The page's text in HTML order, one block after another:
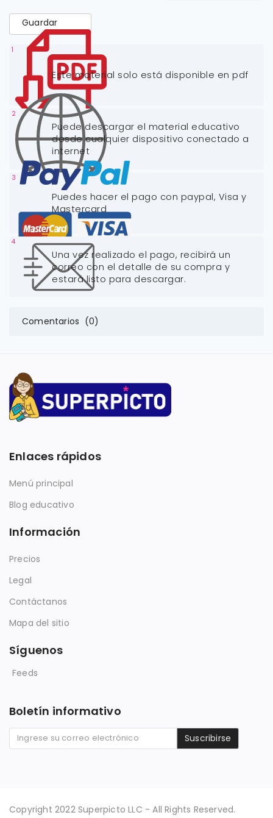
Guardar
1
Este material solo está disponible en pdf
2
Puede descargar el material educativo
desde cualquier dispositivo conectado a
internet
3
Puedes hacer el pago con paypal, Visa y
Mastercard
4
Una vez realizado el pago, recibirá un
correo con el detalle de su compra y
estará listo para descargar.
Comentarios (0)
Enlaces rápidos
Menú principal
Blog educativo
Información
Precios
Legal
Contáctanos
Mapa del sitio
Síguenos
Feeds
Boletín informativo
Suscribirse
Copyright 2022 Superpicto LLC - All Rights Reserved.